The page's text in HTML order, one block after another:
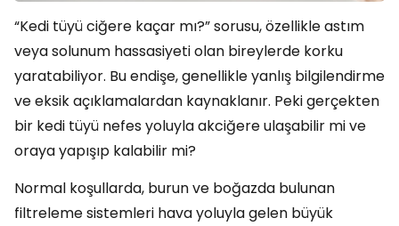
“Kedi tüyü ciğere kaçar mı?” sorusu, özellikle astım
veya solunum hassasiyeti olan bireylerde korku
yaratabiliyor. Bu endişe, genellikle yanlış bilgilendirme
ve eksik açıklamalardan kaynaklanır. Peki gerçekten
bir kedi tüyü nefes yoluyla akciğere ulaşabilir mi ve
oraya yapışıp kalabilir mi?
Normal koşullarda, burun ve boğazda bulunan
filtreleme sistemleri hava yoluyla gelen büyük